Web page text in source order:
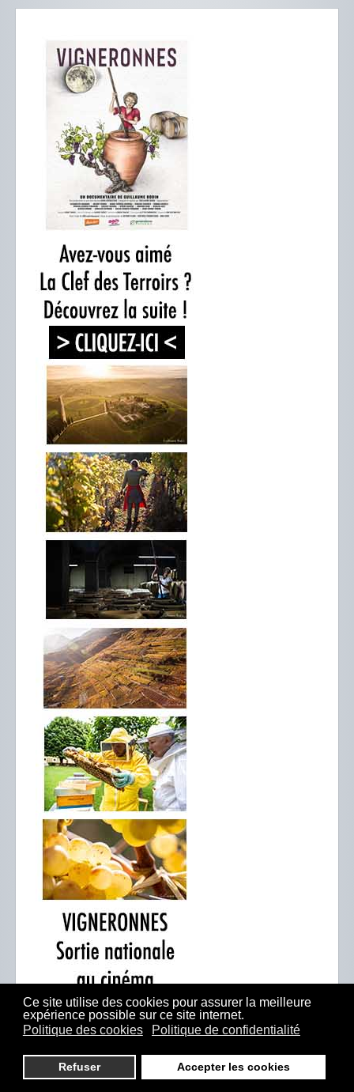
Ce site utilise des cookies pour assurer la meilleure
expérience possible sur ce site internet.
Politique des cookies
Politique de confidentialité
Refuser Accepter les cookies